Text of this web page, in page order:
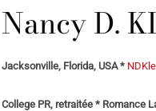
Nancy D.
Jacksonville, Florida, USA *
College PR, retraitée * Romance